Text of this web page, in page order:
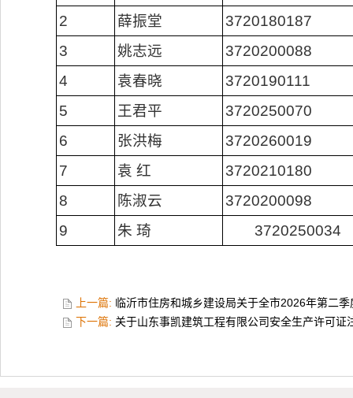
2
薛振堂
3720180187
3
姚志远
3720200088
4
袁春晓
3720190111
5
王君平
3720250070
6
张洪梅
3720260019
7
袁 红
3720210180
8
陈淑云
3720200098
9
朱 琦 3720250034
上一篇: 临沂市住房和城乡建设局关于全市2026年第二
下一篇: 关于山东事凯建筑工程有限公司安全生产许可证